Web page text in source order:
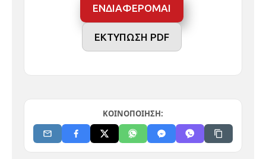
ΕΝΔΙΑΦΕΡΟΜΑΙ
ΕΚΤΥΠΩΣΗ PDF
ΚΟΙΝΟΠΟΙΗΣΗ: